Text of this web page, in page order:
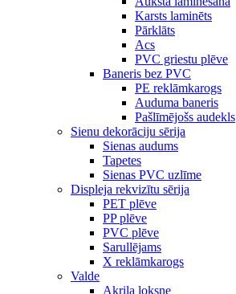
Karsts laminēts
Pārklāts
Acs
PVC griestu plēve
Baneris bez PVC
PE reklāmkarogs
Auduma baneris
Pašlīmējošs audekls
Sienu dekorāciju sērija
Sienas audums
Tapetes
Sienas PVC uzlīme
Displeja rekvizītu sērija
PET plēve
PP plēve
PVC plēve
Sarullējams
X reklāmkarogs
Valde
Akrila loksne